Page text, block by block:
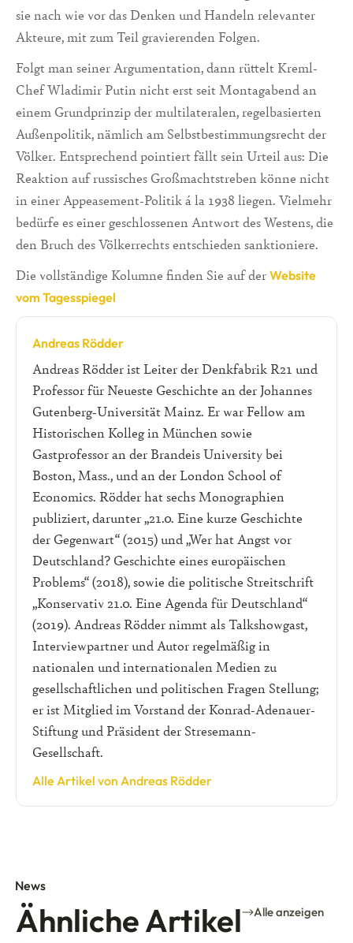
sie nach wie vor das Denken und Handeln relevanter
Akteure, mit zum Teil gravierenden Folgen.
Folgt man seiner Argumentation, dann rüttelt Kreml-
Chef Wladimir Putin nicht erst seit Montagabend an
einem Grundprinzip der multilateralen, regelbasierten
Außenpolitik, nämlich am Selbstbestimmungsrecht der
Völker. Entsprechend pointiert fällt sein Urteil aus: Die
Reaktion auf russisches Großmachtstreben könne nicht
in einer Appeasement-Politik á la 1938 liegen. Vielmehr
bedürfe es einer geschlossenen Antwort des Westens, die
den Bruch des Völkerrechts entschieden sanktioniere.
Die vollständige Kolumne finden Sie auf der Website
vom Tagesspiegel
Andreas Rödder
Andreas Rödder ist Leiter der Denkfabrik R21 und
Professor für Neueste Geschichte an der Johannes
Gutenberg-Universität Mainz. Er war Fellow am
Historischen Kolleg in München sowie
Gastprofessor an der Brandeis University bei
Boston, Mass., und an der London School of
Economics. Rödder hat sechs Monographien
publiziert, darunter „21.0. Eine kurze Geschichte
der Gegenwart“ (2015) und „Wer hat Angst vor
Deutschland? Geschichte eines europäischen
Problems“ (2018), sowie die politische Streitschrift
„Konservativ 21.0. Eine Agenda für Deutschland“
(2019). Andreas Rödder nimmt als Talkshowgast,
Interviewpartner und Autor regelmäßig in
nationalen und internationalen Medien zu
gesellschaftlichen und politischen Fragen Stellung;
er ist Mitglied im Vorstand der Konrad-Adenauer-
Stiftung und Präsident der Stresemann-
Gesellschaft.
Alle Artikel von Andreas Rödder
News
Ähnliche Artikel Alle anzeigen